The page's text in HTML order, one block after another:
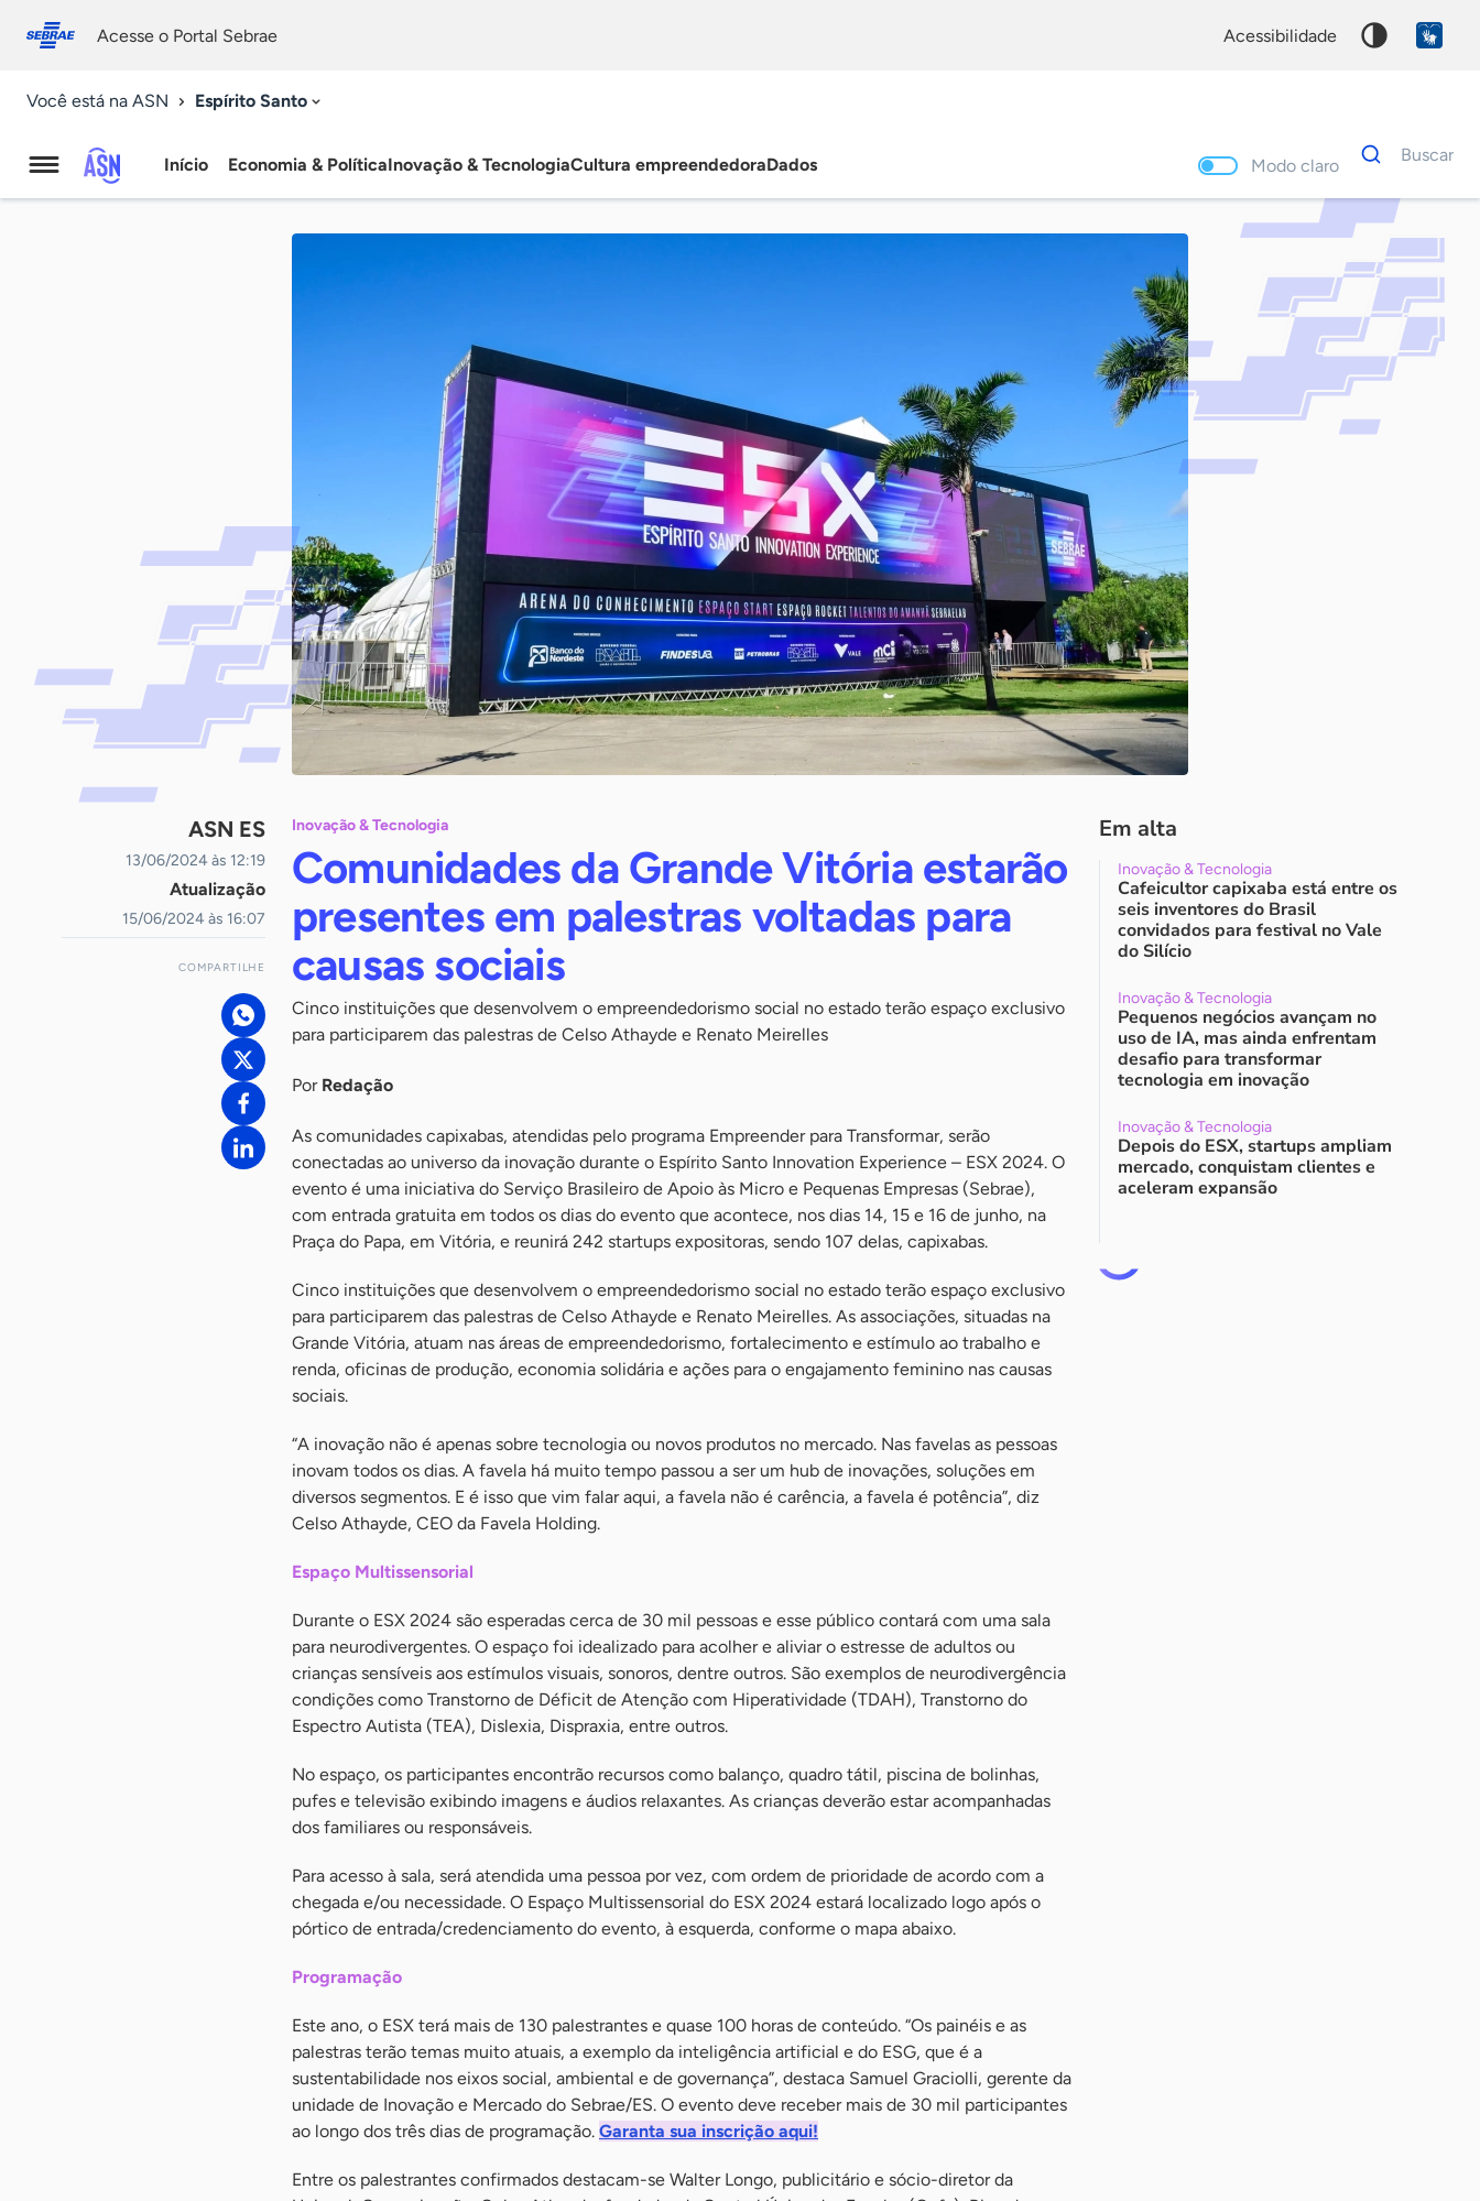
conosco
Acesse o Portal Sebrae acessibilidade
Você está na ASN Espírito Santo
Agência
Início Economia & PolíticaInovação & TecnologiaCultura empreendedoraDados Modo claro
Dados
para
Buscar
Palavra
chave
ASN ES
13/06/2024 às 12:19
Atualização
15/06/2024 às 16:07
COMPARTILHE
Inovação & Tecnologia
Comunidades da Grande Vitória estarão
presentes em palestras voltadas para
causas sociais
Cinco instituições que desenvolvem o empreendedorismo social no estado terão espaço exclusivo
para participarem das palestras de Celso Athayde e Renato Meirelles
Por Redação
As comunidades capixabas, atendidas pelo programa Empreender para Transformar, serão
conectadas ao universo da inovação durante o Espírito Santo Innovation Experience – ESX 2024. O
evento é uma iniciativa do Serviço Brasileiro de Apoio às Micro e Pequenas Empresas (Sebrae),
com entrada gratuita em todos os dias do evento que acontece, nos dias 14, 15 e 16 de junho, na
Praça do Papa, em Vitória, e reunirá 242 startups expositoras, sendo 107 delas, capixabas.
Cinco instituições que desenvolvem o empreendedorismo social no estado terão espaço exclusivo
para participarem das palestras de Celso Athayde e Renato Meirelles. As associações, situadas na
Grande Vitória, atuam nas áreas de empreendedorismo, fortalecimento e estímulo ao trabalho e
renda, oficinas de produção, economia solidária e ações para o engajamento feminino nas causas
sociais.
“A inovação não é apenas sobre tecnologia ou novos produtos no mercado. Nas favelas as pessoas
inovam todos os dias. A favela há muito tempo passou a ser um hub de inovações, soluções em
diversos segmentos. E é isso que vim falar aqui, a favela não é carência, a favela é potência”, diz
Celso Athayde, CEO da Favela Holding.
Espaço Multissensorial
Durante o ESX 2024 são esperadas cerca de 30 mil pessoas e esse público contará com uma sala
para neurodivergentes. O espaço foi idealizado para acolher e aliviar o estresse de adultos ou
crianças sensíveis aos estímulos visuais, sonoros, dentre outros. São exemplos de neurodivergência
condições como Transtorno de Déficit de Atenção com Hiperatividade (TDAH), Transtorno do
Espectro Autista (TEA), Dislexia, Dispraxia, entre outros.
No espaço, os participantes encontrão recursos como balanço, quadro tátil, piscina de bolinhas,
pufes e televisão exibindo imagens e áudios relaxantes. As crianças deverão estar acompanhadas
dos familiares ou responsáveis.
Para acesso à sala, será atendida uma pessoa por vez, com ordem de prioridade de acordo com a
chegada e/ou necessidade. O Espaço Multissensorial do ESX 2024 estará localizado logo após o
pórtico de entrada/credenciamento do evento, à esquerda, conforme o mapa abaixo.
Programação
Este ano, o ESX terá mais de 130 palestrantes e quase 100 horas de conteúdo. “Os painéis e as
palestras terão temas muito atuais, a exemplo da inteligência artificial e do ESG, que é a
sustentabilidade nos eixos social, ambiental e de governança”, destaca Samuel Graciolli, gerente da
unidade de Inovação e Mercado do Sebrae/ES. O evento deve receber mais de 30 mil participantes
ao longo dos três dias de programação. Garanta sua inscrição aqui!
Entre os palestrantes confirmados destacam-se Walter Longo, publicitário e sócio-diretor da
Em alta
Inovação & Tecnologia
Cafeicultor capixaba está entre os
seis inventores do Brasil
convidados para festival no Vale
do Silício
Inovação & Tecnologia
Pequenos negócios avançam no
uso de IA, mas ainda enfrentam
desafio para transformar
tecnologia em inovação
Inovação & Tecnologia
Depois do ESX, startups ampliam
mercado, conquistam clientes e
aceleram expansão